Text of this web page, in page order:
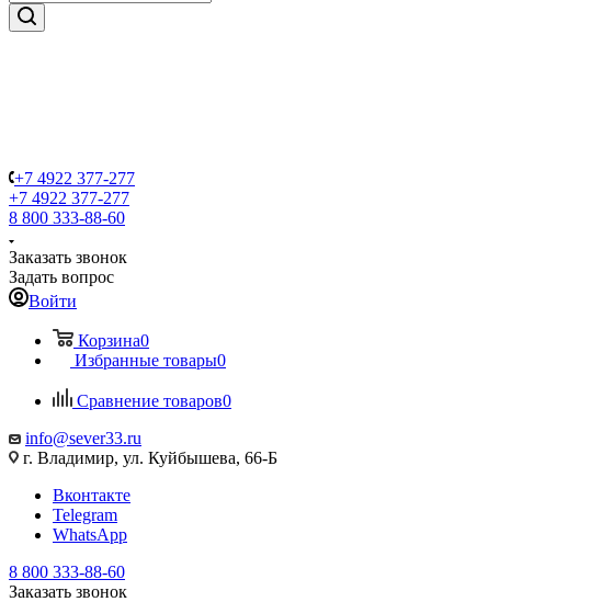
+7 4922 377-277
+7 4922 377-277
8 800 333-88-60
Заказать звонок
Задать вопрос
Войти
Корзина0
Избранные товары0
Сравнение товаров0
info@sever33.ru
г. Владимир, ул. Куйбышева, 66-Б
Вконтакте
Telegram
WhatsApp
8 800 333-88-60
Заказать звонок